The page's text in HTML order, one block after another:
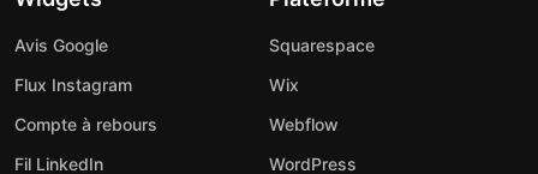
Avis Google
Flux Instagram
Compte à rebours
Fil LinkedIn
Squarespace
Wix
Webflow
WordPress